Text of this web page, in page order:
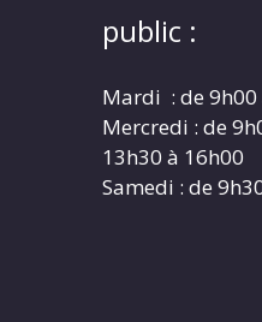
public :
Mardi : de 9h00
Mercredi : de
13h30 à 16h00
Samedi : de